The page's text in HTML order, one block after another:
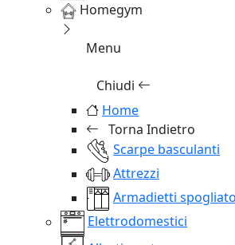
Homegym
Menu
Chiudi
Home
Torna Indietro
Scarpe basculanti
Attrezzi
Armadietti
Elettrodomestici